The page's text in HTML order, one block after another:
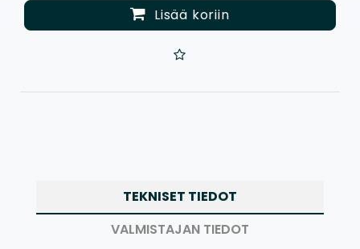
Lisää koriin
TEKNISET TIEDOT
VALMISTAJAN TIEDOT